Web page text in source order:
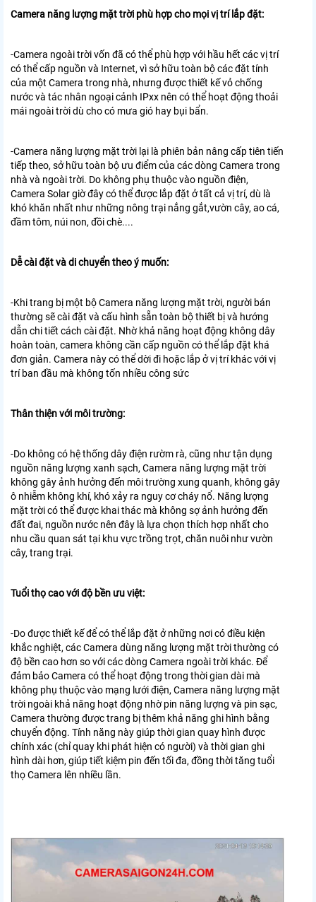
Camera năng lượng mặt trời phù hợp cho mọi vị trí lắp đặt:
-Camera ngoài trời vốn đã có thể phù hợp với hầu hết các vị trí
có thể cấp nguồn và Internet, vì sở hữu toàn bộ các đặt tính
của một Camera trong nhà, nhưng được thiết kế vỏ chống
nước và tác nhân ngoại cảnh IPxx nên có thể hoạt động thoải
mái ngoài trời dù cho có mưa gió hay bụi bẩn.
-Camera năng lượng mặt trời lại là phiên bản nâng cấp tiên tiến
tiếp theo, sở hữu toàn bộ ưu điểm của các dòng Camera trong
nhà và ngoài trời. Do không phụ thuộc vào nguồn điện,
Camera Solar giờ đây có thể được lắp đặt ở tất cả vị trí, dù là
khó khăn nhất như những nông trại nắng gắt,vườn cây, ao cá,
đầm tôm, núi non, đồi chè....
Dễ cài đặt và di chuyển theo ý muốn:
-Khi trang bị một bộ Camera năng lượng mặt trời, người bán
thường sẽ cài đặt và cấu hình sẵn toàn bộ thiết bị và hướng
dẫn chi tiết cách cài đặt. Nhờ khả năng hoạt động không dây
hoàn toàn, camera không cần cấp nguồn có thể lắp đặt khá
đơn giản. Camera này có thể dời đi hoặc lắp ở vị trí khác với vị
trí ban đầu mà không tốn nhiều công sức
Thân thiện với môi trường:
-Do không có hệ thống dây điện rườm rà, cũng như tận dụng
nguồn năng lượng xanh sạch, Camera năng lượng mặt trời
không gây ảnh hưởng đến môi trường xung quanh, không gây
ô nhiễm không khí, khó xảy ra nguy cơ cháy nổ. Năng lượng
mặt trời có thể được khai thác mà không sợ ảnh hưởng đến
đất đai, nguồn nước nên đây là lựa chọn thích hợp nhất cho
nhu cầu quan sát tại khu vực trồng trọt, chăn nuôi như vườn
cây, trang trại.
Tuổi thọ cao với độ bền ưu việt:
-Do được thiết kế để có thể lắp đặt ở những nơi có điều kiện
khắc nghiệt, các Camera dùng năng lượng mặt trời thường có
độ bền cao hơn so với các dòng Camera ngoài trời khác. Để
đảm bảo Camera có thể hoạt động trong thời gian dài mà
không phụ thuộc vào mạng lưới điện, Camera năng lượng mặt
trời ngoài khả năng hoạt động nhờ pin năng lượng và pin sạc,
Camera thường được trang bị thêm khả năng ghi hình bằng
chuyển động. Tính năng này giúp thời gian quay hình được
chính xác (chỉ quay khi phát hiện có người) và thời gian ghi
hình dài hơn, giúp tiết kiệm pin đến tối đa, đồng thời tăng tuổi
thọ Camera lên nhiều lần.